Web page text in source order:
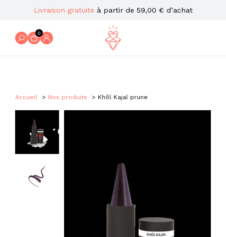
Livraison gratuite à partir de 59,00 € d’achat
0
Accueil Nos produits Khôl Kajal prune